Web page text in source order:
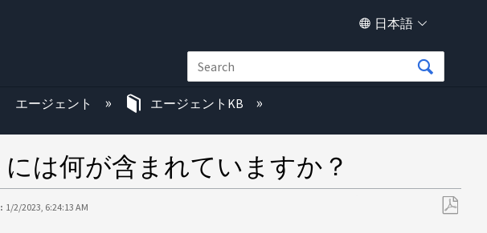
日本語
エージェント エージェントKB
には何が含まれていますか？
1/2/2023, 6:24:13 AM